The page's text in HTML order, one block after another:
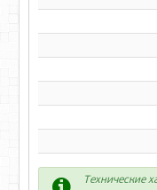
Технические